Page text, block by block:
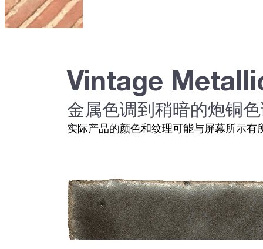
Vintage
金属色调到稍暗的炮铜色
实际产品的颜色和纹理可能与屏幕所示有